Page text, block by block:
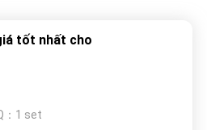
tốt nhất cho
1 set